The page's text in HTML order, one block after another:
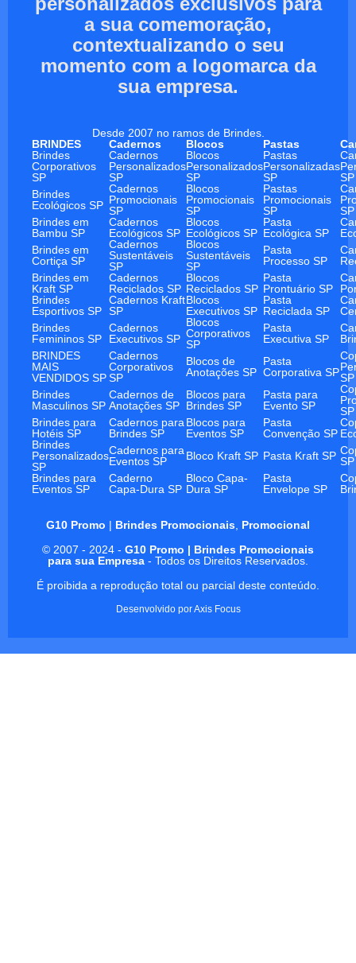
a sua comemoração,
contextualizando o seu
momento com a logomarca da
sua empresa.
Desde 2007 no ramos de Brindes.
BRINDES
Cadernos Blocos Pastas
Brindes
Corporativos
SP
Cadernos
Personalizados
SP
Blocos
Personalizados
SP
Pastas
Personalizadas
SP
SP
Brindes
Ecológicos SP
Cadernos
Promocionais
SP
Blocos
Promocionais
SP
Pastas
Promocionais
SP
SP
Brindes em
Bambu SP
Cadernos
Ecológicos SP
Blocos
Ecológicos SP
Pasta
Ecológica SP
Brindes em
Cortiça SP
Cadernos
Sustentáveis
SP
Blocos
Sustentáveis
SP
Pasta
Processo SP
Brindes em
Kraft SP
Cadernos
Reciclados SP
Blocos
Reciclados SP
Pasta
Prontuário SP
Brindes
Esportivos SP
Cadernos Kraft
SP
Blocos
Executivos SP
Pasta
Reciclada SP
Brindes
Femininos SP
Cadernos
Executivos SP
Blocos
Corporativos
SP
Pasta
Executiva SP
BRINDES
MAIS
VENDIDOS SP
Cadernos
Corporativos
SP
Blocos de
Anotações SP
Pasta
Corporativa SPSP
Brindes
Masculinos SP
Cadernos de
Anotações SP
Blocos para
Brindes SP
Pasta para
Evento SP
SP
Brindes para
Hotéis SP
Cadernos para
Brindes SP
Blocos para
Eventos SP
Pasta
Convenção SP
Brindes
Personalizados
SP
Cadernos para
Eventos SP
Bloco Kraft SP Pasta Kraft SP SP
Brindes para
Eventos SP
Caderno
Capa-Dura SP
Bloco Capa-
Dura SP
Pasta
Envelope SP
G10 Promo | Brindes Promocionais Promocional
© 2007 - 2024 - G10 Promo | Brindes Promocionais
para sua Empresa - Todos os Direitos Reservados.
É proibida a reprodução total ou parcial deste conteúdo.
Desenvolvido porAxis Focus